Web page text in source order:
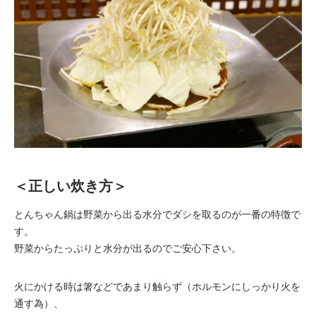
＜正しい炊き方＞
とんちゃん鍋は野菜から出る水分でダシを取るのが一番の特徴で
す。
野菜からたっぷりと水分が出るのでご安心下さい。
火にかける時は箸などであまり触らず（ホルモンにしっかり火を
通す為）、